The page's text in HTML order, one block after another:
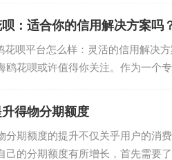
：适合你的信用解决方案吗
花呗平台怎么样：灵活的信用解决
鸥花呗或许值得你关注。作为一个
得物分期额度
分期额度的提升不仅关乎用户的消
己的分期额度有所增长，首先需要